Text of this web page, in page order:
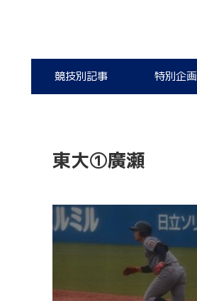
競技別記事 特別企画
東大①廣瀬